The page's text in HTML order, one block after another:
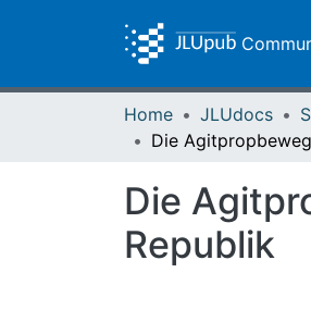
Home JLUdocs
Die
Republik